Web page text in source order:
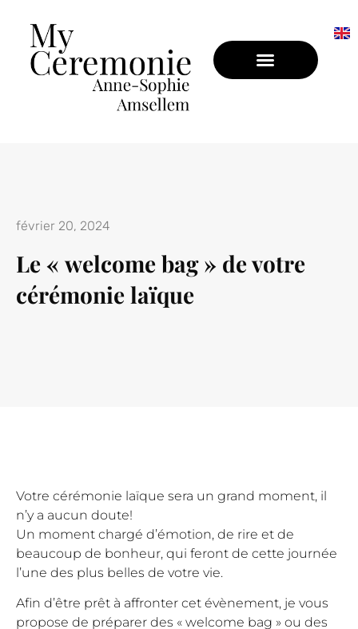
février 20, 2024
Le « welcome bag » de votre
cérémonie laïque
Votre cérémonie laïque sera un grand moment, il
n’y a aucun doute!
Un moment chargé d’émotion, de rire et de
beaucoup de bonheur, qui feront de cette journée
l’une des plus belles de votre vie.
Afin d’être prêt à affronter cet évènement, je vous
propose de préparer des « welcome bag » ou des